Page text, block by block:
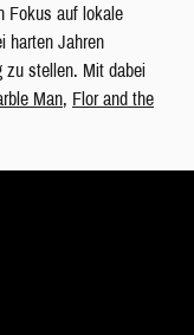
Fokus auf lokale
harten Jahren
zu stellen. Mit dabei
Man, Flor and the